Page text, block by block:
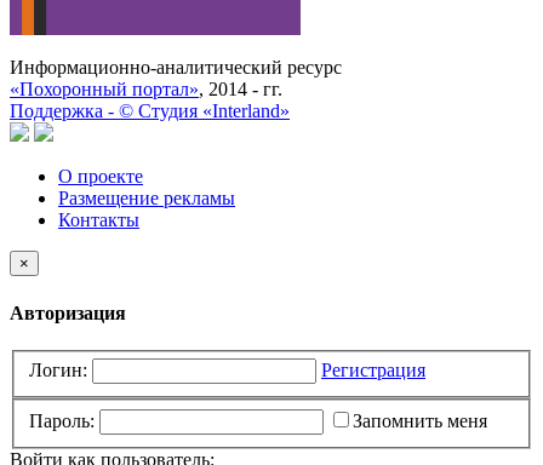
Информационно-аналитический ресурс
«Похоронный портал», 2014 - гг.
Поддержка - © Cтудия «Interland»
О проекте
Размещение рекламы
Контакты
×
Авторизация
Логин: Регистрация
Пароль:
Запомнить меня
Войти как пользователь: